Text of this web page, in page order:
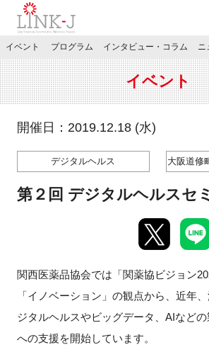
JP／EN
特別会員専用メニュー
マイページ
新規登録
イベント プログラム インタビュー・コラム ニ
イベント
開催日：2019.12.18 (水)
デジタルヘルス 大阪道修
第２回 デジタルヘルスセ
関西医薬品協会では「関薬協ビジョン
「イノベーション」の観点から、近年
ジタルヘルスやビッグデータ、AIなど
への支援を開始しています。